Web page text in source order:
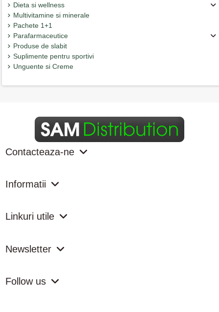
Dieta si wellness
Multivitamine si minerale
Pachete 1+1
Parafarmaceutice
Produse de slabit
Suplimente pentru sportivi
Unguente si Creme
Contacteaza-ne
Informatii
Linkuri utile
Newsletter
Follow us